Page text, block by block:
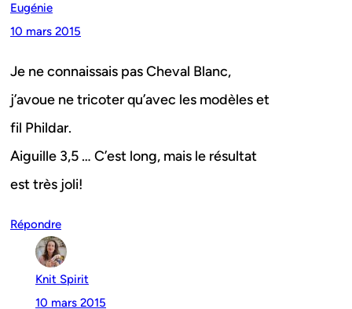
Eugénie
10 mars 2015
Je ne connaissais pas Cheval Blanc,
j’avoue ne tricoter qu’avec les modèles et
fil Phildar.
Aiguille 3,5 … C’est long, mais le résultat
est très joli!
Répondre
Knit Spirit
10 mars 2015